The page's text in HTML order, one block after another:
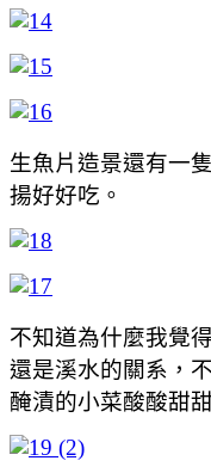
生魚片造景還有一
揚好好吃。
不知道為什麼我覺
還是溪水的關系，
醃漬的小菜酸酸甜